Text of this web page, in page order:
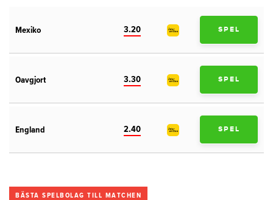
Mexiko 3.20 SPEL
Oavgjort 3.30 SPEL
England 2.40 SPEL
BÄSTA SPELBOLAG TILL MATCHEN